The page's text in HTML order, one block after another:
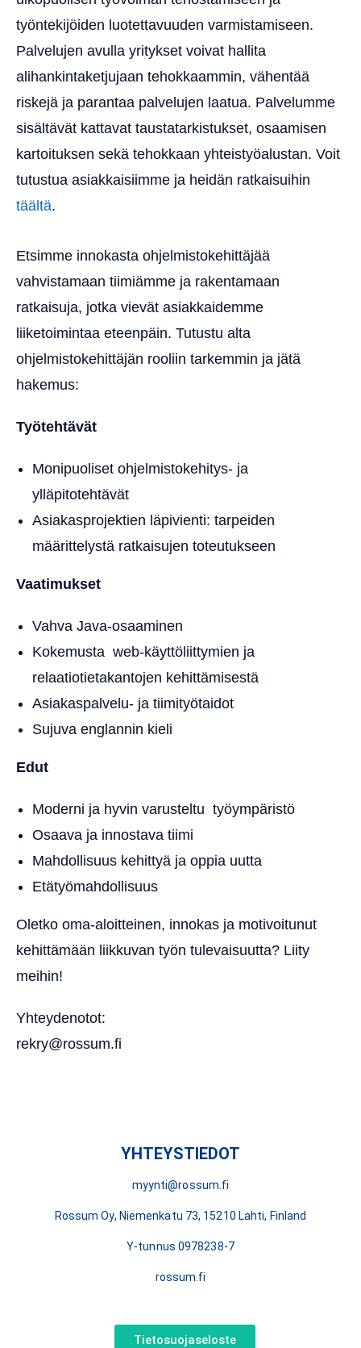
työntekijöiden luotettavuuden varmistamiseen.
Palvelujen avulla yritykset voivat hallita
alihankintaketjujaan tehokkaammin, vähentää
riskejä ja parantaa palvelujen laatua. Palvelumme
sisältävät kattavat taustatarkistukset, osaamisen
kartoituksen sekä tehokkaan yhteistyöalustan. Voit
tutustua asiakkaisiimme ja heidän ratkaisuihin
täältä.
Etsimme innokasta ohjelmistokehittäjää
vahvistamaan tiimiämme ja rakentamaan
ratkaisuja, jotka vievät asiakkaidemme
liiketoimintaa eteenpäin. Tutustu alta
ohjelmistokehittäjän rooliin tarkemmin ja jätä
hakemus:
Työtehtävät
Monipuoliset ohjelmistokehitys- ja
ylläpitotehtävät
Asiakasprojektien läpivienti: tarpeiden
määrittelystä ratkaisujen toteutukseen
Vaatimukset
Vahva Java-osaaminen
Kokemusta web-käyttöliittymien ja
relaatiotietakantojen kehittämisestä
Asiakaspalvelu- ja tiimityötaidot
Sujuva englannin kieli
Edut
Moderni ja hyvin varusteltu työympäristö
Osaava ja innostava tiimi
Mahdollisuus kehittyä ja oppia uutta
Etätyömahdollisuus
Oletko oma-aloitteinen, innokas ja motivoitunut
kehittämään liikkuvan työn tulevaisuutta? Liity
meihin!
Yhteydenotot:
rekry@rossum.fi
YHTEYSTIEDOT
myynti@rossum.fi
Rossum Oy, Niemenkatu 73, 15210 Lahti, Finland
Y-tunnus 0978238-7
rossum.fi
Tietosuojaseloste